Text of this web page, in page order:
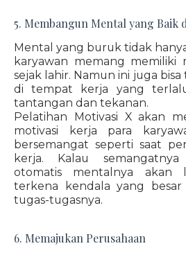
5. Membangun Mental yang Baik
Mental yang buruk tidak
karyawan memang
sejak lahir. Namun ini juga
di tempat kerja yang
tantangan dan tekanan.
Pelatihan Motivasi X akan
motivasi kerja para
bersemangat seperti saat
kerja. Kalau
otomatis mentalnya akan
terkena kendala yang besar
tugas-tugasnya.
6. Memajukan Perusahaan